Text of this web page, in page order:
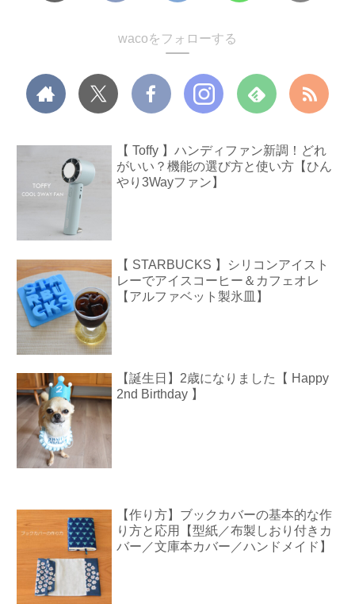
wacoをフォローする
【 Toffy 】ハンディファン新調！どれ
がいい？機能の選び方と使い方【ひん
やり3Wayファン】
【 STARBUCKS 】シリコンアイスト
レーでアイスコーヒー＆カフェオレ
【アルファベット製氷皿】
【誕生日】2歳になりました【 Happy
2nd Birthday 】
【作り方】ブックカバーの基本的な作
り方と応用【型紙／布製しおり付きカ
バー／文庫本カバー／ハンドメイド】